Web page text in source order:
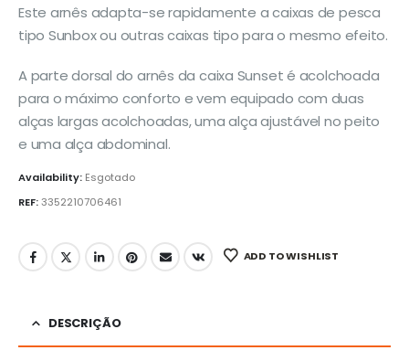
Este arnês adapta-se rapidamente a caixas de pesca
tipo Sunbox ou outras caixas tipo para o mesmo efeito.
A parte dorsal do arnês da caixa Sunset é acolchoada
para o máximo conforto e vem equipado com duas
alças largas acolchoadas, uma alça ajustável no peito
e uma alça abdominal.
Availability: Esgotado
REF:3352210706461
ADD TO WISHLIST
DESCRIÇÃO